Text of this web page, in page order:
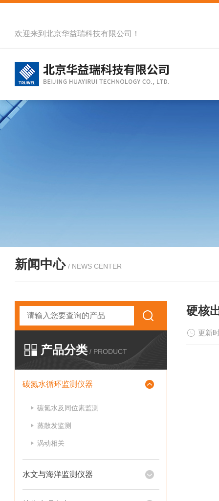
欢迎来到北京华益瑞科技有限公司！
新闻中心 / NEWS CENTER
产品分类 / PRODUCT
碳氮水循环监测仪器
碳氮水及同位素监测
蒸散发监测
涡动相关
水文与海洋监测仪器
硬核
更新